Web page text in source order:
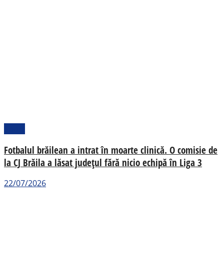
Fotbalul brăilean a intrat în moarte clinică. O comisie de
la CJ Brăila a lăsat județul fără nicio echipă în Liga 3
22/07/2026